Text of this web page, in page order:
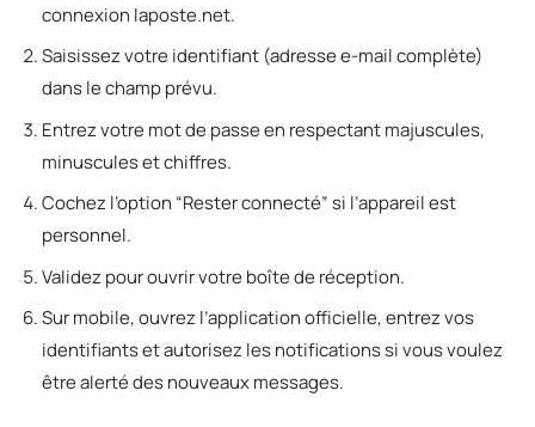
connexion laposte.net.
Saisissez votre identifiant (adresse e-mail complète)
dans le champ prévu.
Entrez votre mot de passe en respectant majuscules,
minuscules et chiffres.
Cochez l’option “Rester connecté” si l’appareil est
personnel.
Validez pour ouvrir votre boîte de réception.
Sur mobile, ouvrez l’application officielle, entrez vos
identifiants et autorisez les notifications si vous voulez
être alerté des nouveaux messages.